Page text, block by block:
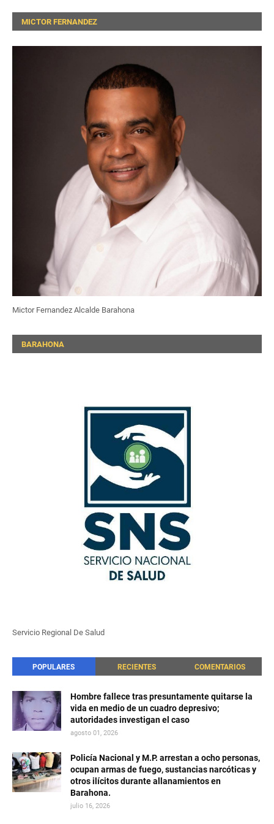
MICTOR FERNANDEZ
Mictor Fernandez Alcalde Barahona
BARAHONA
Servicio Regional De Salud
POPULARES RECIENTES COMENTARIOS
Hombre fallece tras presuntamente quitarse la
vida en medio de un cuadro depresivo;
autoridades investigan el caso
agosto 01, 2026
Policía Nacional y M.P. arrestan a ocho personas,
ocupan armas de fuego, sustancias narcóticas y
otros ilícitos durante allanamientos en
Barahona.
julio 16, 2026